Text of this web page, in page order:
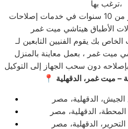
ترغب بها،
كما إننا نمتلك خبرة أكثر من 10 سنوات في خدمات إصلاحات
بك يقوم الفنيين التابعين لـ
ميت غمر ، بعمل معاينة بالمنزل
بإصلاحه دون سحب الجهاز إلى التوكيل
📍
الدقهلية، مصر
الدقهلية، مصر
الدقهلية، مصر